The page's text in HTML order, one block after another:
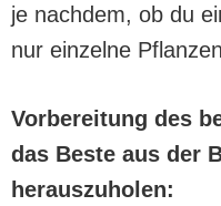
je nachdem, ob du
nur einzelne
Vorbereitung des
das Beste aus der
herauszuholen: